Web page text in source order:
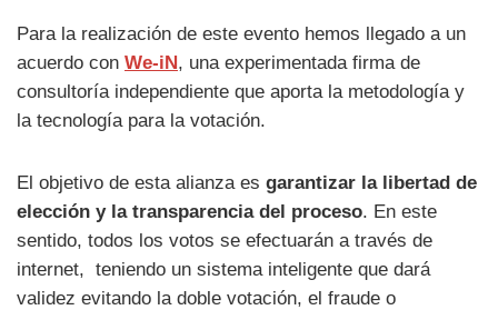
Para la realización de este evento hemos llegado a un
acuerdo con We-iN , una experimentada firma de
consultoría independiente que aporta la metodología y
la tecnología para la votación.
El objetivo de esta alianza es garantizar la libertad de
elección y la transparencia del proceso. En este
sentido, todos los votos se efectuarán a través de
internet, teniendo un sistema inteligente que dará
validez evitando la doble votación, el fraude o